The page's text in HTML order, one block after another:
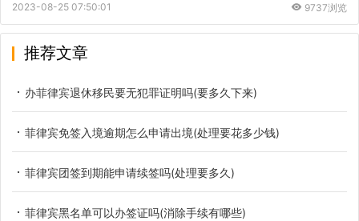
2023-08-25 07:50:01 9737浏览
推荐文章
办菲律宾退休移民要无犯罪证明吗(要多久下来)
菲律宾免签入境逾期怎么申请出境(处理要花多少钱)
菲律宾团签到期能申请续签吗(处理要多久)
菲律宾黑名单可以办签证吗(消除手续有哪些)